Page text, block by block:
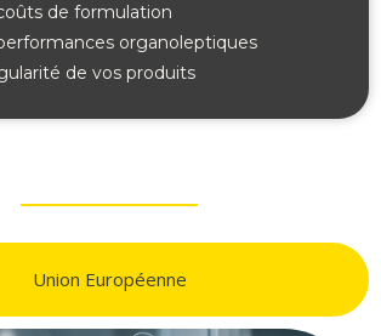
de formulation
organoleptiques
de vos produits
Union Européenne